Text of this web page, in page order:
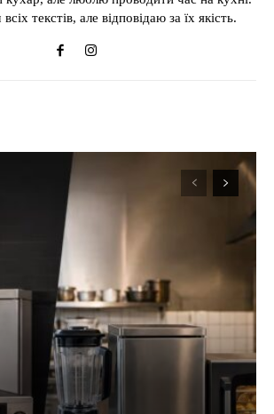
текстів, але відповідаю за їх якість.